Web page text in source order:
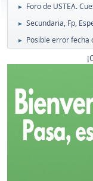
► Foro de USTEA.
► Secundaria, Fp,
► Posible error fecha